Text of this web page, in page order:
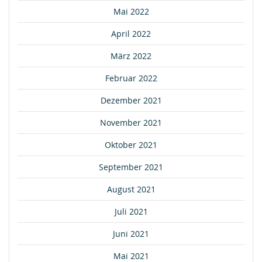
Mai 2022
April 2022
März 2022
Februar 2022
Dezember 2021
November 2021
Oktober 2021
September 2021
August 2021
Juli 2021
Juni 2021
Mai 2021